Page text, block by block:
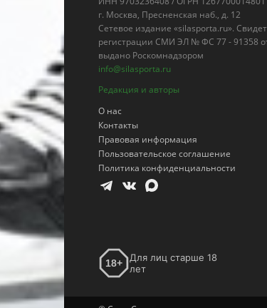
Политика конфиденциальности
Для лиц старше 18
© Сила Спорта